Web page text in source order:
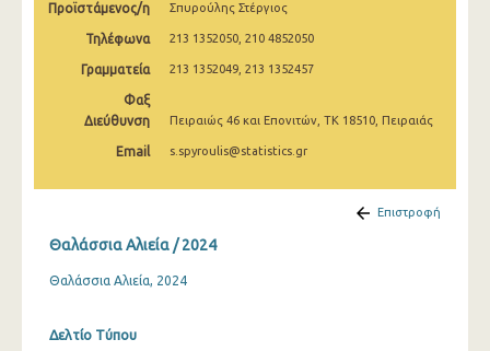
Ιανουαρίου 2004
Ιανουαρίου 2000
Ιανουαρίου 1964
Προϊστάμενος/η Σπυρούλης Στέργιος
Τηλέφωνα 213 1352050, 210 4852050
Γραμματεία 213 1352049, 213 1352457
Φαξ
Διεύθυνση
Πειραιώς 46 και Επονιτών, ΤΚ 18510, Πειραιάς
Email s.spyroulis@statistics.gr
Επιστροφή
Θαλάσσια Αλιεία / 2024
Θαλάσσια Αλιεία, 2024
Δελτίο Τύπου